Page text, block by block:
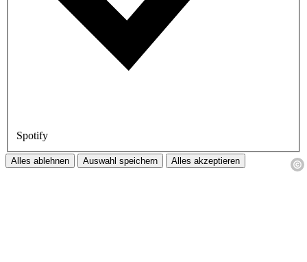
Spotify
Alles ablehnen Auswahl speichern Alles akzeptieren